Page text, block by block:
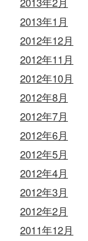
2013年1月
2012年12月
2012年11月
2012年10月
2012年8月
2012年7月
2012年6月
2012年5月
2012年4月
2012年3月
2012年2月
2011年12月